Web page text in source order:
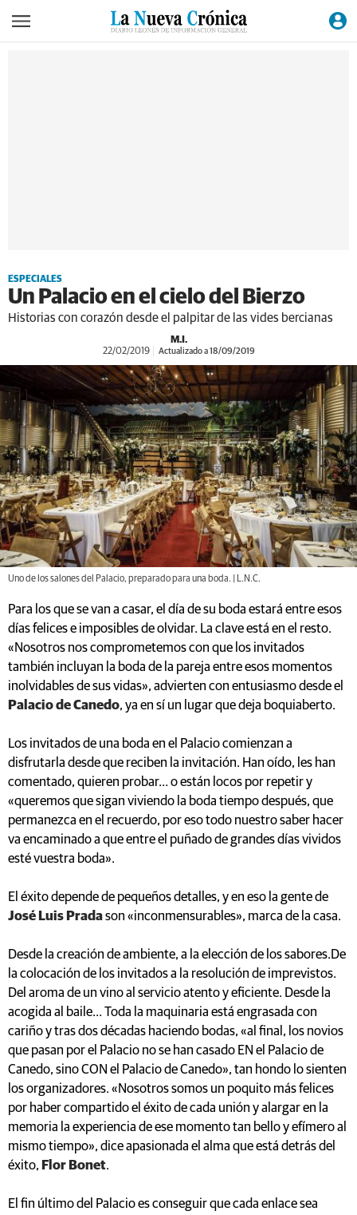
ESPECIALES
Un Palacio en el cielo del Bierzo
Historias con corazón desde el palpitar de las vides bercianas
M.I.
22/02/2019 Actualizado a 18/09/2019
Uno de los salones del Palacio, preparado para una boda. | L.N.C.
Para los que se van a casar, el día de su boda estará entre esos
días felices e imposibles de olvidar. La clave está en el resto.
«Nosotros nos comprometemos con que los invitados
también incluyan la boda de la pareja entre esos momentos
inolvidables de sus vidas», advierten con entusiasmo desde el
Palacio de Canedo, ya en sí un lugar que deja boquiaberto.
Los invitados de una boda en el Palacio comienzan a
disfrutarla desde que reciben la invitación. Han oído, les han
comentado, quieren probar… o están locos por repetir y
«queremos que sigan viviendo la boda tiempo después, que
permanezca en el recuerdo, por eso todo nuestro saber hacer
va encaminado a que entre el puñado de grandes días vividos
esté vuestra boda».
El éxito depende de pequeños detalles, y en eso la gente de
José Luis Pradason «inconmensurables», marca de la casa.
Desde la creación de ambiente, a la elección de los sabores.De
la colocación de los invitados a la resolución de imprevistos.
Del aroma de un vino al servicio atento y eficiente. Desde la
acogida al baile… Toda la maquinaria está engrasada con
cariño y tras dos décadas haciendo bodas, «al final, los novios
que pasan por el Palacio no se han casado EN el Palacio de
Canedo, sino CON el Palacio de Canedo», tan hondo lo sienten
los organizadores. «Nosotros somos un poquito más felices
por haber compartido el éxito de cada unión y alargar en la
memoria la experiencia de ese momento tan bello y efímero al
mismo tiempo», dice apasionada el alma que está detrás del
éxito, Flor Bonet.
El fin último del Palacio es conseguir que cada enlace sea